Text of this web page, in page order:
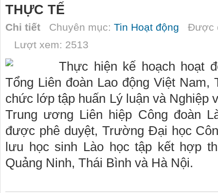
THỰC TẾ
Chi tiết Chuyên mục: Tin Hoạt động Được
Lượt xem: 2513
Thực hiện kế hoạch hoạt
Tổng Liên đoàn Lao động Việt
chức lớp tập huấn Lý luận và Nghiệp
Trung ương Liên hiệp Công đoàn
được phê duyệt, Trường Đại học
lưu học sinh Lào học tập kết hợp
Quảng Ninh, Thái Bình và Hà Nội.